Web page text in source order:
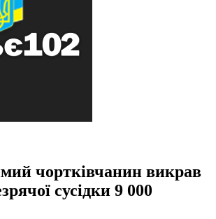
чортківчанин викрав
сусідки 9 000